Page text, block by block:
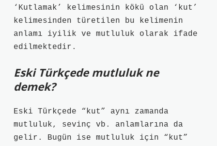
‘Kutlamak’ kelimesinin kökü olan ‘kut’
kelimesinden türetilen bu kelimenin
anlamı iyilik ve mutluluk olarak ifade
edilmektedir.
Eski Türkçede mutluluk ne
demek?
Eski Türkçede “kut” aynı zamanda
mutluluk, sevinç vb. anlamlarına da
gelir. Bugün ise mutluluk için “kut”